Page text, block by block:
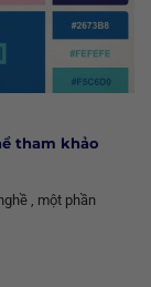
tham khảo
, một phần